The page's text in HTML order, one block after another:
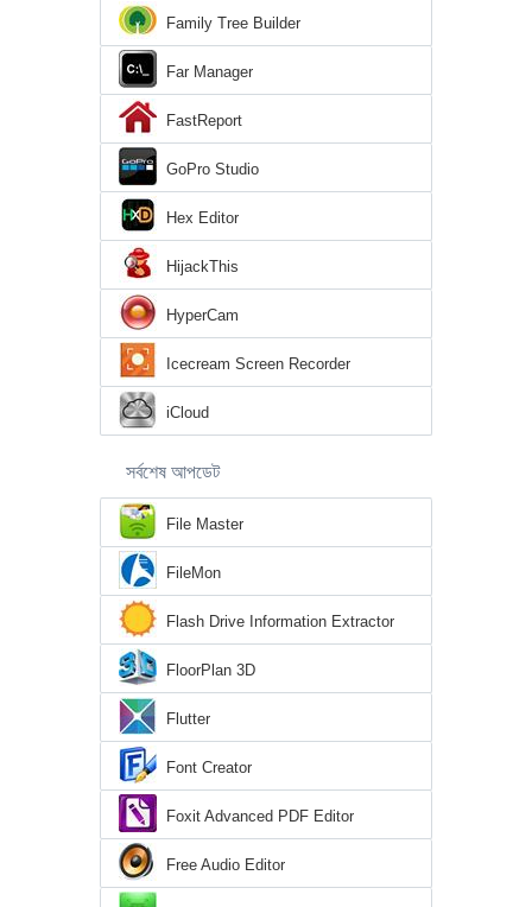
Family Tree Builder
Far Manager
FastReport
GoPro Studio
Hex Editor
HijackThis
HyperCam
Icecream Screen Recorder
iCloud
সর্বশেষ আপডেট
File Master
FileMon
Flash Drive Information Extractor
FloorPlan 3D
Flutter
Font Creator
Foxit Advanced PDF Editor
Free Audio Editor